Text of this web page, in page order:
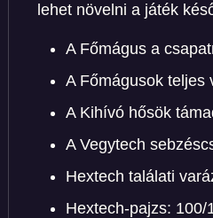
lehet növelni a játék
A Főmágus a
A Főmágusok
A Kihívó hősök
A Vegytech
Hextech találati
Hextech-pajzs: